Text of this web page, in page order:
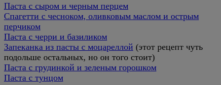
Паста с сыром и черным перцем
Спагетти с чесноком, оливковым маслом и острым
перчиком
Паста с черри и базиликом
Запеканка из пасты с моцареллой (этот рецепт чуть
подольше остальных, но он того стоит)
Паста с грудинкой и зеленым горошком
Паста с тунцом